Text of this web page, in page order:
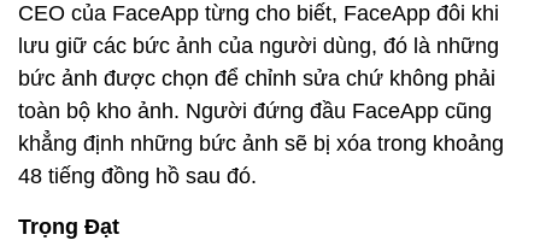
CEO của FaceApp từng cho biết, FaceApp đôi khi
lưu giữ các bức ảnh của người dùng, đó là những
bức ảnh được chọn để chỉnh sửa chứ không phải
toàn bộ kho ảnh. Người đứng đầu FaceApp cũng
khẳng định những bức ảnh sẽ bị xóa trong khoảng
48 tiếng đồng hồ sau đó.
Trọng Đạt